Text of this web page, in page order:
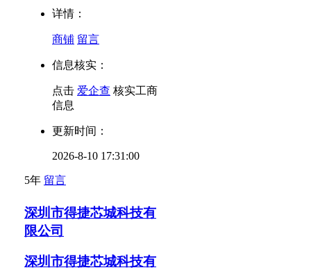
详情：
商铺 留言
信息核实：
点击 爱企查 核实工商
信息
更新时间：
2026-8-10 17:31:00
5年 留言
深圳市得捷芯城科技有
限公司
深圳市得捷芯城科技有